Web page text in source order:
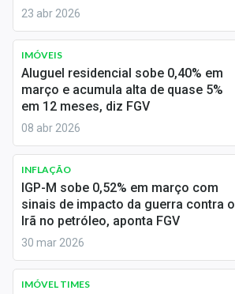
Economia
Empresas
Brasil
Política
Colunas
Internacional
23 abr 2026
IMÓVEIS
Aluguel residencial sobe 0,40% em
março e acumula alta de quase 5%
em 12 meses, diz FGV
08 abr 2026
INFLAÇÃO
IGP-M sobe 0,52% em março com
sinais de impacto da guerra contra o
Irã no petróleo, aponta FGV
30 mar 2026
IMÓVEL TIMES